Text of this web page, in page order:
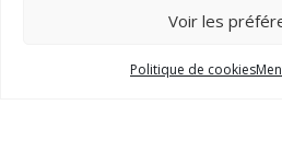
Voir les
Politique de cookies
FM CRÉATION